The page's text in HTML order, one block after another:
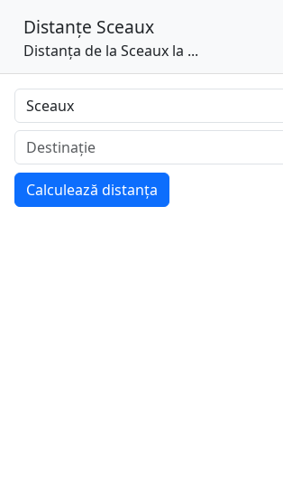
Distanțe Sceaux
Distanța de la Sceaux la ...
Calculează distanța